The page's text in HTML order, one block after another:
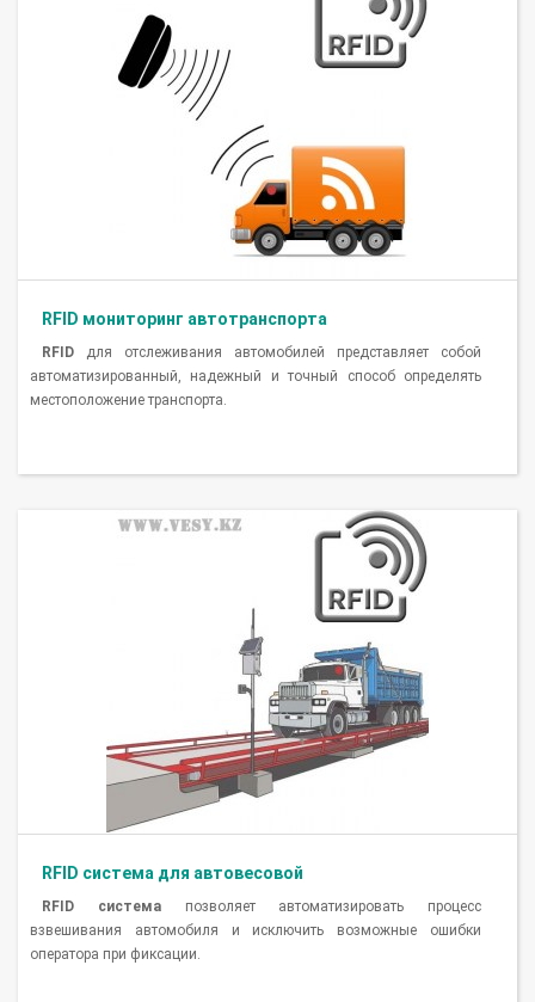
RFID мониторинг автотранспорта
RFID для отслеживания автомобилей представляет собой
автоматизированный, надежный и точный способ определять
местоположение транспорта.
RFID система для автовесовой
RFID системапозволяет автоматизировать процесс
взвешивания автомобиля и исключить возможные ошибки
оператора при фиксации.